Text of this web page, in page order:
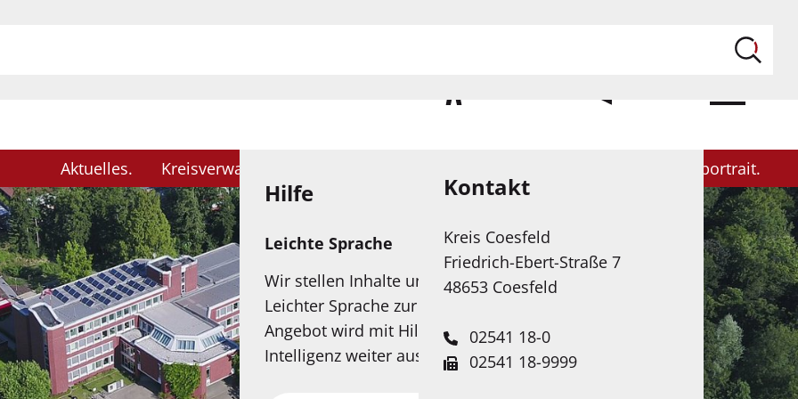
Aktuelles Kreisverwaltung Kreisportrait
Hilfe
Leichte Sprache
Wir stellen Inhalte unserer Web-Seite in
Leichter Sprache zur Verfügung. Das
Angebot wird mit Hilfe Künstlicher
Intelligenz weiter ausgebaut.
Kontakt
Kreis Coesfeld
Friedrich-Ebert-Straße 7
48653 Coesfeld
02541 18-0
02541 18-9999